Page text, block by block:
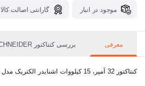
موجود در انبار گارانتی اصالت کالا
معرفی بررسی کنتاکتور SCHNEIDER
کنتاکتور 32 آمپر، 15 کیلووات اشنایدر الکتریک مدل LC1D32